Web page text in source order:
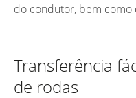
do condutor, bem como
Transferência
de rodas